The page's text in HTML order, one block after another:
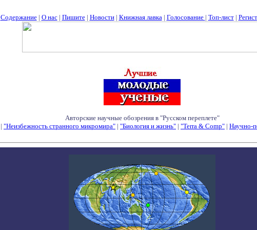
Содержание| О нас| Пишите| Новости| Книжная лавка| Голосование | Топ-лист|
Авторские научные обозрения в "Русском переплете"
| "Неизбежность странного микромира" | "Биология и жизнь" | "Terra & Comp" | Научно-